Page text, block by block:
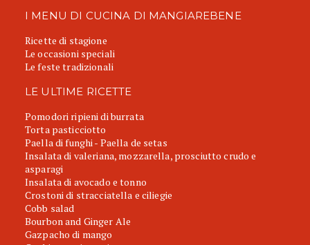
I MENU DI CUCINA DI MANGIAREBENE
Ricette di stagione
Le occasioni speciali
Le feste tradizionali
LE ULTIME RICETTE
Pomodori ripieni di burrata
Torta pasticciotto
Paella di funghi - Paella de setas
Insalata di valeriana, mozzarella, prosciutto crudo e
asparagi
Insalata di avocado e tonno
Crostoni di stracciatella e ciliegie
Cobb salad
Bourbon and Ginger Ale
Gazpacho di mango